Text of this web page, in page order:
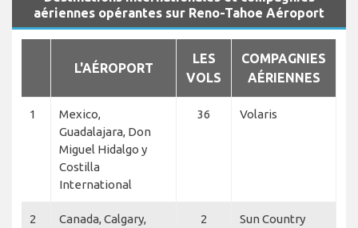
aériennes opérantes sur Reno-Tahoe Aéroport
L'AÉROPORT
LES
VOLS
COMPAGNIES
AÉRIENNES
1
Mexico,
Guadalajara, Don
Miguel Hidalgo y
Costilla
International
36 Volaris
2
Canada, Calgary,
2
Sun Country